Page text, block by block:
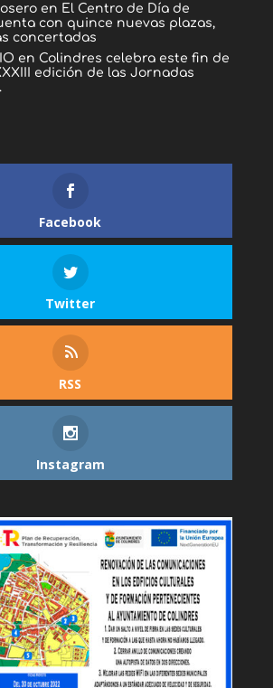
en El Centro de Día de
con quince nuevas plazas,
concertadas
en Colindres celebra este fin de
edición de las Jornadas
Facebook
Twitter
RSS
Instagram